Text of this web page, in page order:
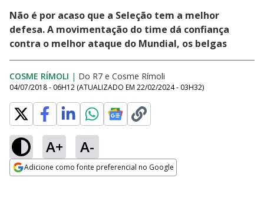
Não é por acaso que a Seleção tem a melhor
defesa. A movimentação do time dá confiança
contra o melhor ataque do Mundial, os belgas
COSME RÍMOLI | Do R7 e Cosme Rímoli
04/07/2018 - 06H12 (ATUALIZADO EM 22/02/2024 - 03H32)
A+ A-
Adicione como fonte preferencial no Google